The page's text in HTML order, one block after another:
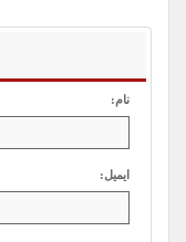
نام:
ایمیل: